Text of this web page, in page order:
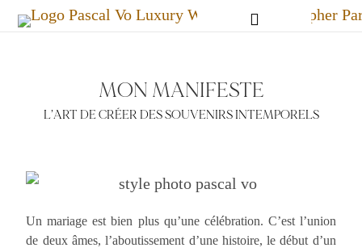
MON MANIFESTE
L’ART DE CRÉER DES SOUVENIRS INTEMPORELS
Un mariage est bien plus qu’une célébration. C’est l’union
de deux âmes, l’aboutissement d’une histoire, le début d’un